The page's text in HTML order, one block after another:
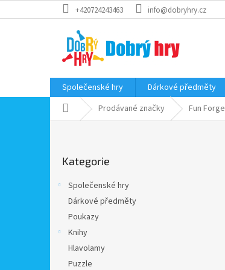
na
+420724243463 info@dobryhry.cz
Společenské hry Dárkové předměty
Domů Prodávané značky Fun Forge
kategorie
Kategorie
Společenské hry
Dárkové předměty
Poukazy
Knihy
Hlavolamy
Puzzle